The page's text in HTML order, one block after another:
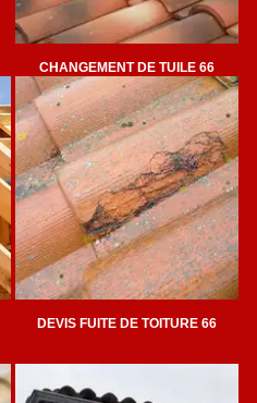
CHANGEMENT DE TUILE 66
DEVIS FUITE DE TOITURE 66